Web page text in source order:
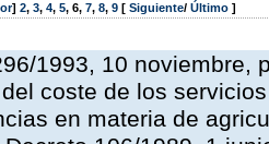
] 2, 3, 4, 5, 6, 7, 8, 9 [ Siguiente/ Último ]
1993, 10 noviembre,
coste de los
en materia de